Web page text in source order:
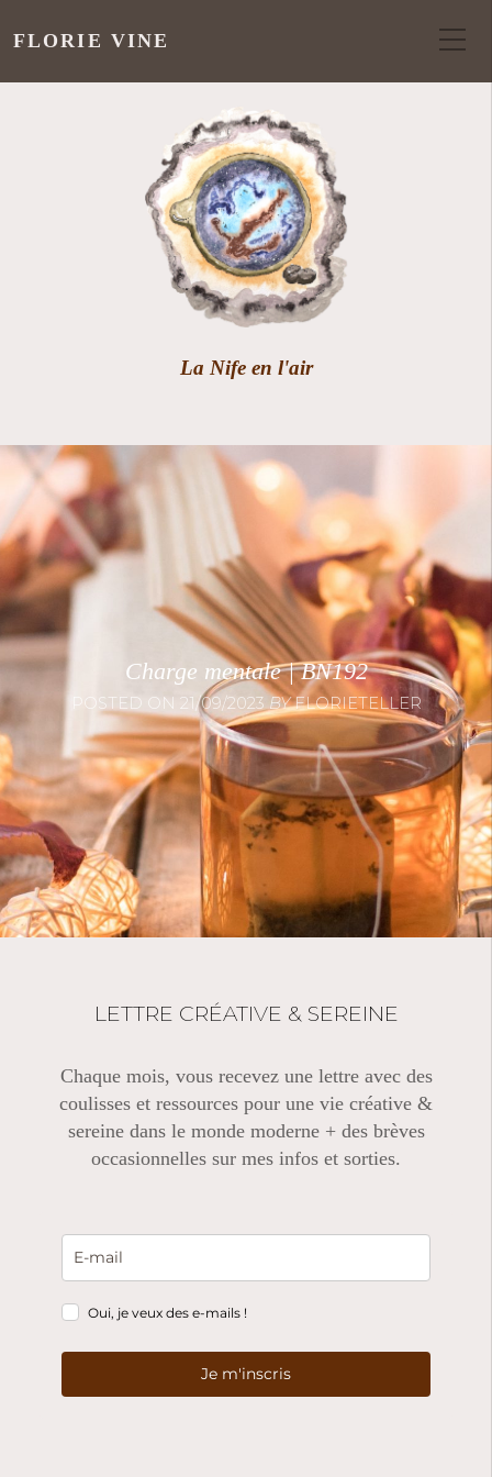
FLORIE VINE
La Nife en l'air
Charge mentale | BN192
POSTED ON 21/09/2023 BYFLORIETELLER
LETTRE CRÉATIVE & SEREINE
Chaque mois, vous recevez une lettre avec des
coulisses et ressources pour une vie créative &
sereine dans le monde moderne + des brèves
occasionnelles sur mes infos et sorties.
Oui, je veux des e-mails !
Je m'inscris